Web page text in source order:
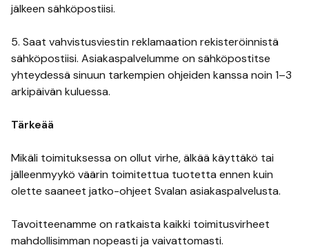
jälkeen sähköpostiisi.
5. Saat vahvistusviestin reklamaation rekisteröinnistä
sähköpostiisi. Asiakaspalvelumme on sähköpostitse
yhteydessä sinuun tarkempien ohjeiden kanssa noin 1–3
arkipäivän kuluessa.
Tärkeää
Mikäli toimituksessa on ollut virhe, älkää käyttäkö tai
jälleenmyykö väärin toimitettua tuotetta ennen kuin
olette saaneet jatko-ohjeet Svalan asiakaspalvelusta.
Tavoitteenamme on ratkaista kaikki toimitusvirheet
mahdollisimman nopeasti ja vaivattomasti.